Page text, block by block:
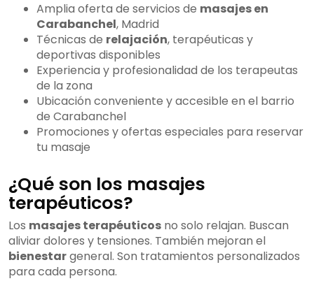
Amplia oferta de servicios de masajes en
Carabanchel, Madrid
Técnicas de relajación, terapéuticas y
deportivas disponibles
Experiencia y profesionalidad de los terapeutas
de la zona
Ubicación conveniente y accesible en el barrio
de Carabanchel
Promociones y ofertas especiales para reservar
tu masaje
¿Qué son los masajes
terapéuticos?
Los masajes terapéuticos no solo relajan. Buscan
aliviar dolores y tensiones. También mejoran el
bienestargeneral. Son tratamientos personalizados
para cada persona.